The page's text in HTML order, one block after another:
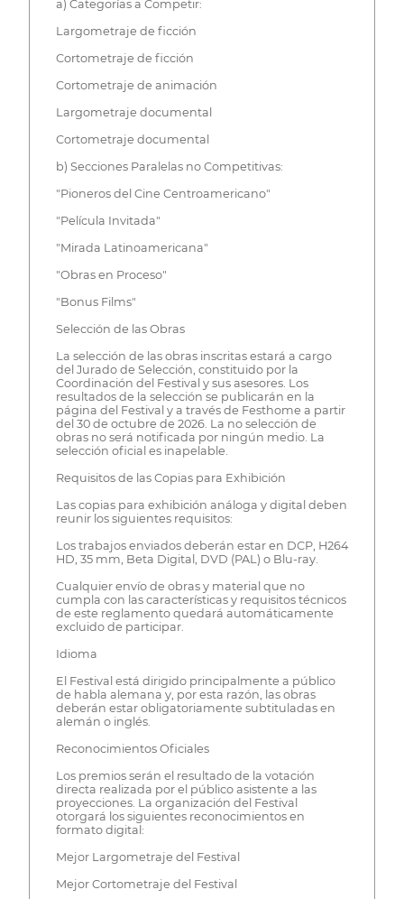
a) Categorías a Competir:
Largometraje de ficción
Cortometraje de ficción
Cortometraje de animación
Largometraje documental
Cortometraje documental
b) Secciones Paralelas no Competitivas:
"Pioneros del Cine Centroamericano"
"Película Invitada"
"Mirada Latinoamericana"
"Obras en Proceso"
"Bonus Films"
Selección de las Obras
La selección de las obras inscritas estará a cargo
del Jurado de Selección, constituido por la
Coordinación del Festival y sus asesores. Los
resultados de la selección se publicarán en la
página del Festival y a través de Festhome a partir
del 30 de octubre de 2026. La no selección de
obras no será notificada por ningún medio. La
selección oficial es inapelable.
Requisitos de las Copias para Exhibición
Las copias para exhibición análoga y digital deben
reunir los siguientes requisitos:
Los trabajos enviados deberán estar en DCP, H264
HD, 35 mm, Beta Digital, DVD (PAL) o Blu-ray.
Cualquier envío de obras y material que no
cumpla con las características y requisitos técnicos
de este reglamento quedará automáticamente
excluido de participar.
Idioma
El Festival está dirigido principalmente a público
de habla alemana y, por esta razón, las obras
deberán estar obligatoriamente subtituladas en
alemán o inglés.
Reconocimientos Oficiales
Los premios serán el resultado de la votación
directa realizada por el público asistente a las
proyecciones. La organización del Festival
otorgará los siguientes reconocimientos en
formato digital:
Mejor Largometraje del Festival
Mejor Cortometraje del Festival